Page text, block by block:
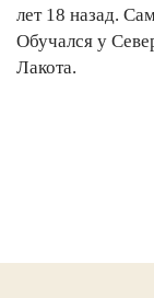
лет 18 назад.
Обучался у
Лакота.